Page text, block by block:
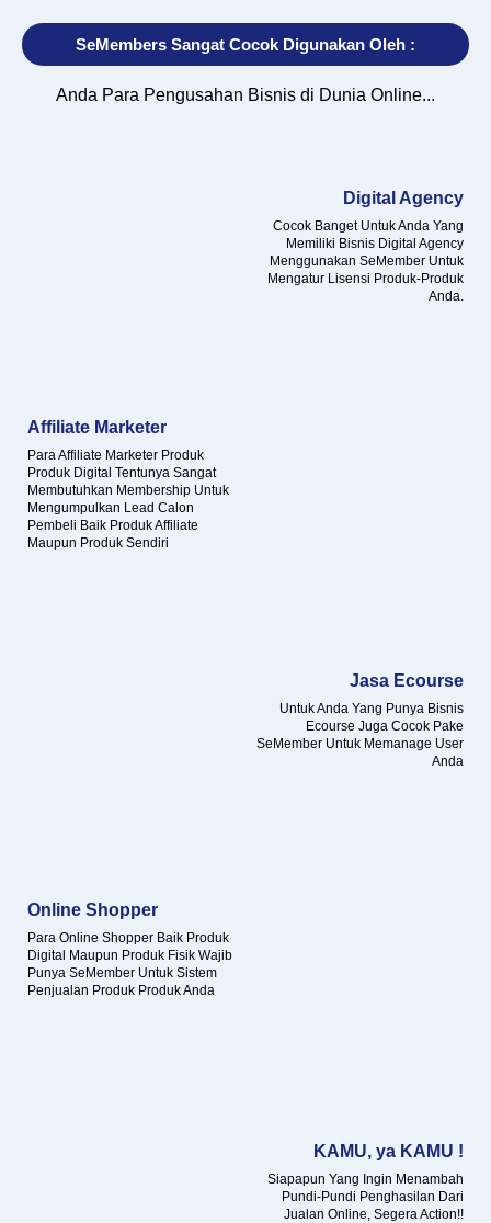
SeMembers Sangat Cocok Digunakan Oleh :
Anda Para Pengusahan Bisnis di Dunia Online...
Digital Agency
Cocok Banget Untuk Anda Yang
Memiliki Bisnis Digital Agency
Menggunakan SeMember Untuk
Mengatur Lisensi Produk-Produk
Anda.
Affiliate Marketer
Para Affiliate Marketer Produk
Produk Digital Tentunya Sangat
Membutuhkan Membership Untuk
Mengumpulkan Lead Calon
Pembeli Baik Produk Affiliate
Maupun Produk Sendiri
Jasa Ecourse
Untuk Anda Yang Punya Bisnis
Ecourse Juga Cocok Pake
SeMember Untuk Memanage User
Anda
Online Shopper
Para Online Shopper Baik Produk
Digital Maupun Produk Fisik Wajib
Punya SeMember Untuk Sistem
Penjualan Produk Produk Anda
KAMU, ya KAMU !
Siapapun Yang Ingin Menambah
Pundi-Pundi Penghasilan Dari
Jualan Online, Segera Action!!